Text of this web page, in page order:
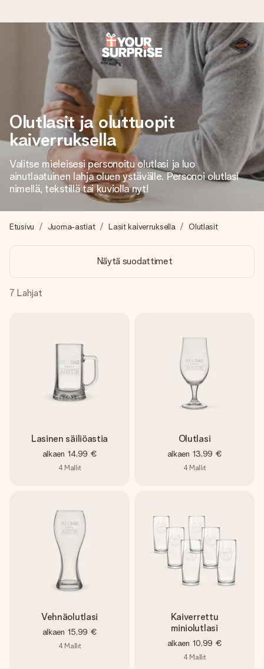
Tilaa tänään, lähetys 1 arkipäivässä
Valmistamme lahjasi huolella ja lähetämme sen hetkessä,
jotta voit antaa sen juuri oikeaan aikaan, kun sillä on eniten
merkitystä.
4,8 (+15 000 arvostelun perusteella)
Lahjamme inspiroivat. Asiakkaiden arvosana on 4,8 Google
Reviewsissä.
Tilaa tänään – personoitu lahja valmistuu ja lähtee matkaan
nopeammin kuin ehdit sanoa “yllätys!”
Olutlasit ja oluttuopit
kaiverruksella
Valitse mieleisesi personoitu olutlasi ja luo
ainutlaatuinen lahja oluen ystävälle. Personoi olutlasi
nimellä, tekstillä tai kuviolla nyt!
Etusivu Juoma-astiat Lasit kaiverruksella Olutlasit
Näytä suodattimet
7 Lahjat
Lasinen säiliöastia
alkaen 14,99 €
4 Mallit
Olutlasi
alkaen 13,99 €
4 Mallit
Vehnäolutlasi
alkaen 15,99 €
4 Mallit
Kaiverrettu
miniolutlasi
alkaen 10,99 €
4 Mallit